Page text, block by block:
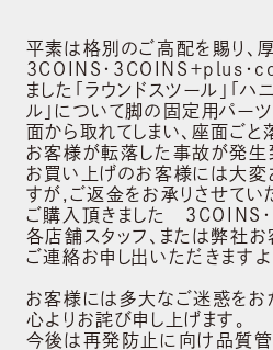
平素は格別のご高配を賜り、厚
3COINS・3COINS＋plus・
ました「ラウンドスツール」「ハ
ル」について脚の固定用パー
面から取れてしまい、座面ごと
お客様が転落した事故が発生
お買い上げのお客様には大変
すが,ご返金をお承りさせてい
ご購入頂きました 3COINS
各店舗スタッフ、または弊社お
ご連絡お申し出いただきますよ
お客様には多大なご迷惑をお
心よりお詫び申し上げます。
今後は再発防止に向け品質